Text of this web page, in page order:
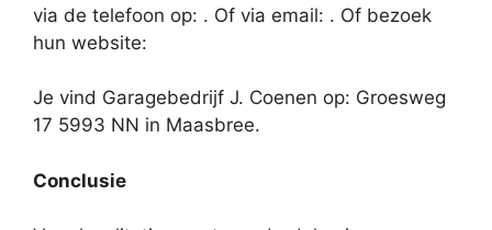
via de telefoon op: . Of via email: . Of bezoek
hun website:
Je vind Garagebedrijf J. Coenen op: Groesweg
17 5993 NN in Maasbree.
Conclusie